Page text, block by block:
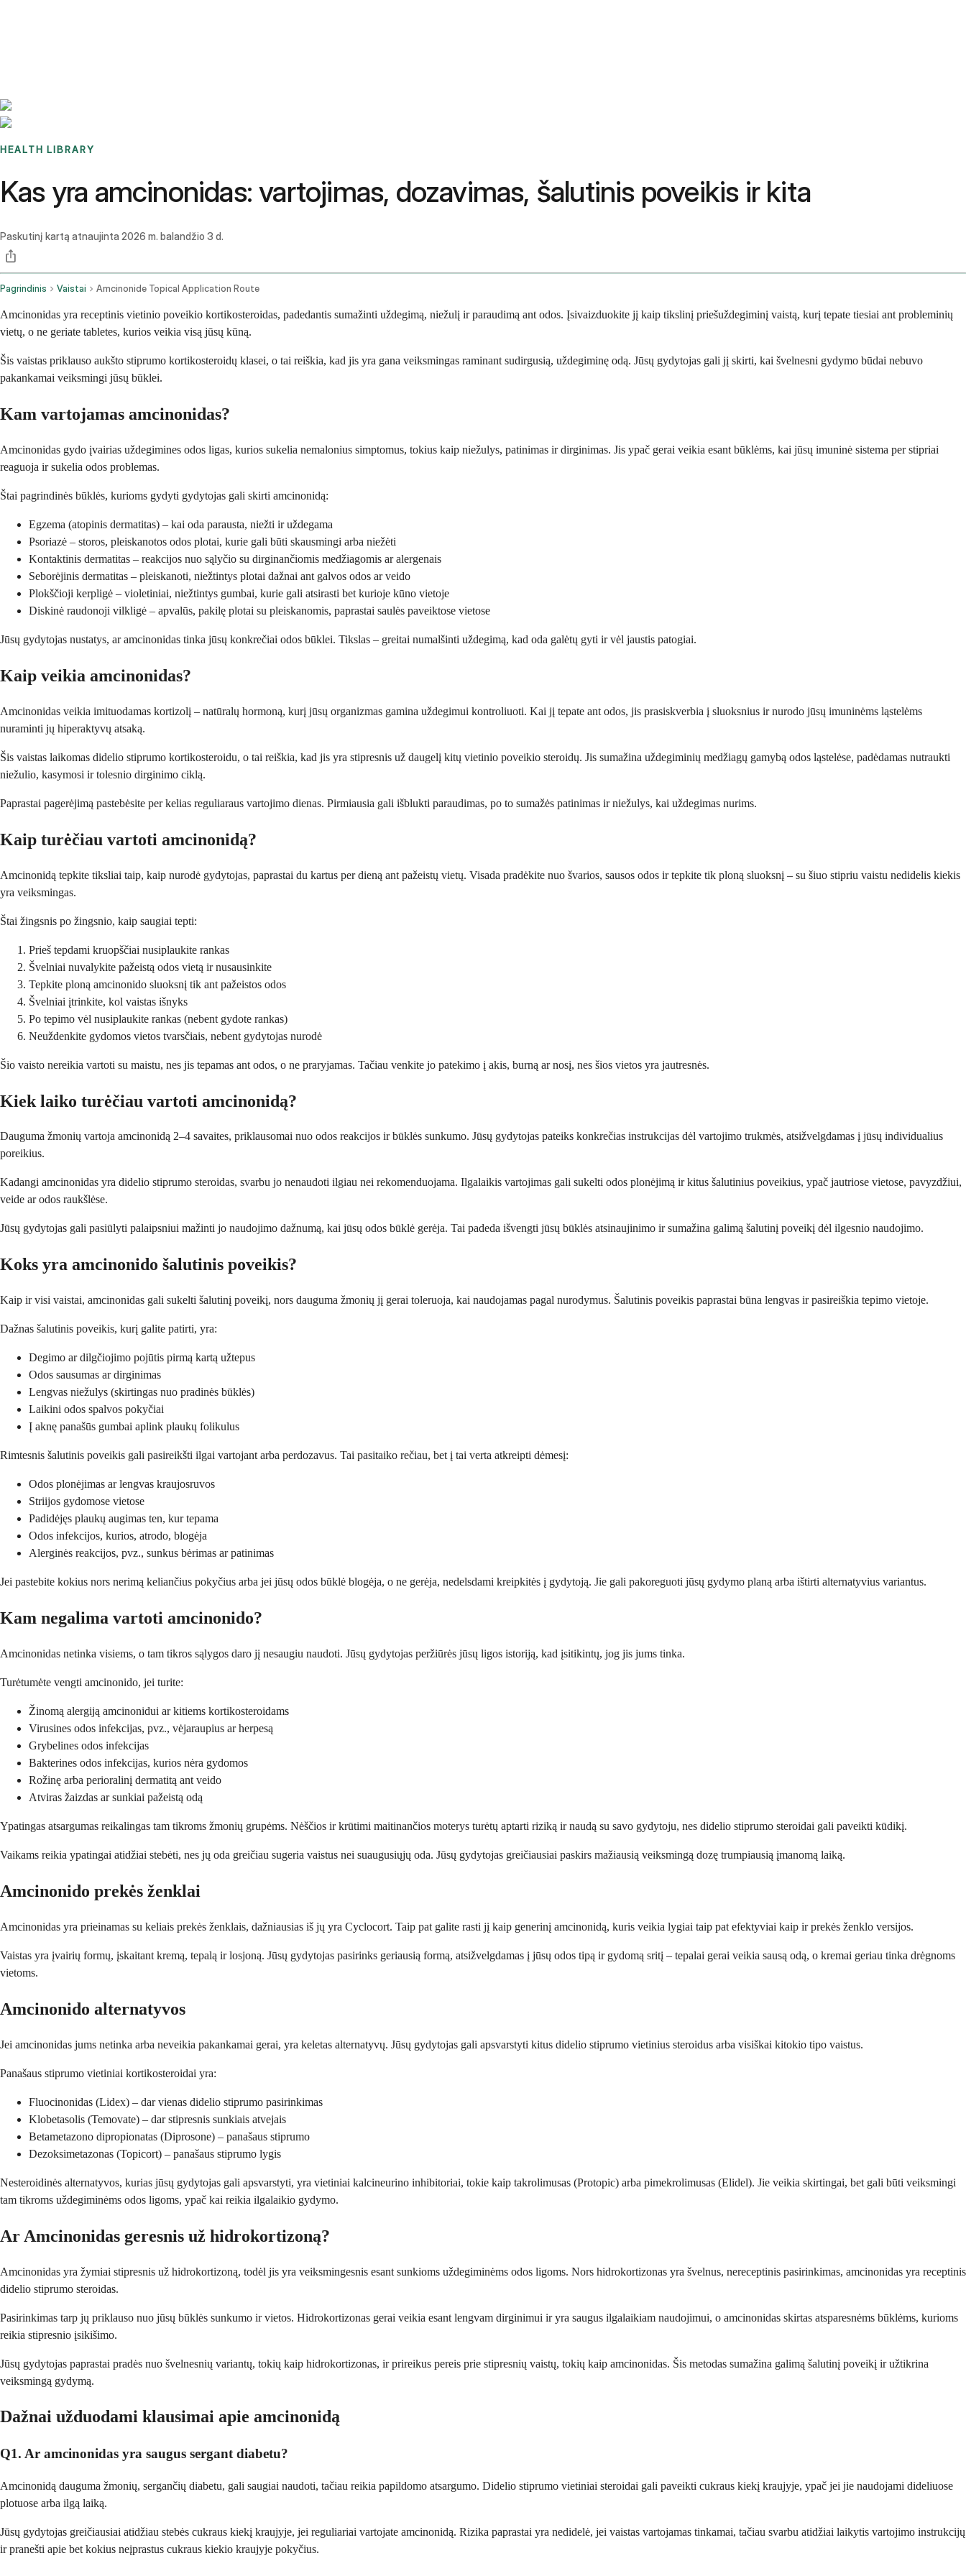
HEALTH LIBRARY
Kas yra amcinonidas: vartojimas, dozavimas, šalutinis poveikis ir kita
Paskutinį kartą atnaujinta 2026 m. balandžio 3 d.
Pagrindinis Vaistai Amcinonide Topical Application Route
Amcinonidas yra receptinis vietinio poveikio kortikosteroidas, padedantis sumažinti uždegimą, niežulį ir paraudimą ant odos. Įsivaizduokite jį kaip tikslinį priešuždegiminį vaistą, kurį tepate tiesiai ant probleminių
vietų, o ne geriate tabletes, kurios veikia visą jūsų kūną.
Šis vaistas priklauso aukšto stiprumo kortikosteroidų klasei, o tai reiškia, kad jis yra gana veiksmingas raminant sudirgusią, uždegiminę odą. Jūsų gydytojas gali jį skirti, kai švelnesni gydymo būdai nebuvo
pakankamai veiksmingi jūsų būklei.
Kam vartojamas amcinonidas?
Amcinonidas gydo įvairias uždegimines odos ligas, kurios sukelia nemalonius simptomus, tokius kaip niežulys, patinimas ir dirginimas. Jis ypač gerai veikia esant būklėms, kai jūsų imuninė sistema per stipriai
reaguoja ir sukelia odos problemas.
Štai pagrindinės būklės, kurioms gydyti gydytojas gali skirti amcinonidą:
Egzema (atopinis dermatitas) – kai oda parausta, niežti ir uždegama
Psoriazė – storos, pleiskanotos odos plotai, kurie gali būti skausmingi arba niežėti
Kontaktinis dermatitas – reakcijos nuo sąlyčio su dirginančiomis medžiagomis ar alergenais
Seborėjinis dermatitas – pleiskanoti, niežtintys plotai dažnai ant galvos odos ar veido
Plokščioji kerpligė – violetiniai, niežtintys gumbai, kurie gali atsirasti bet kurioje kūno vietoje
Diskinė raudonoji vilkligė – apvalūs, pakilę plotai su pleiskanomis, paprastai saulės paveiktose vietose
Jūsų gydytojas nustatys, ar amcinonidas tinka jūsų konkrečiai odos būklei. Tikslas – greitai numalšinti uždegimą, kad oda galėtų gyti ir vėl jaustis patogiai.
Kaip veikia amcinonidas?
Amcinonidas veikia imituodamas kortizolį – natūralų hormoną, kurį jūsų organizmas gamina uždegimui kontroliuoti. Kai jį tepate ant odos, jis prasiskverbia į sluoksnius ir nurodo jūsų imuninėms ląstelėms
nuraminti jų hiperaktyvų atsaką.
Šis vaistas laikomas didelio stiprumo kortikosteroidu, o tai reiškia, kad jis yra stipresnis už daugelį kitų vietinio poveikio steroidų. Jis sumažina uždegiminių medžiagų gamybą odos ląstelėse, padėdamas nutraukti
niežulio, kasymosi ir tolesnio dirginimo ciklą.
Paprastai pagerėjimą pastebėsite per kelias reguliaraus vartojimo dienas. Pirmiausia gali išblukti paraudimas, po to sumažės patinimas ir niežulys, kai uždegimas nurims.
Kaip turėčiau vartoti amcinonidą?
Amcinonidą tepkite tiksliai taip, kaip nurodė gydytojas, paprastai du kartus per dieną ant pažeistų vietų. Visada pradėkite nuo švarios, sausos odos ir tepkite tik ploną sluoksnį – su šiuo stipriu vaistu nedidelis kiekis
yra veiksmingas.
Štai žingsnis po žingsnio, kaip saugiai tepti:
Prieš tepdami kruopščiai nusiplaukite rankas
Švelniai nuvalykite pažeistą odos vietą ir nusausinkite
Tepkite ploną amcinonido sluoksnį tik ant pažeistos odos
Švelniai įtrinkite, kol vaistas išnyks
Po tepimo vėl nusiplaukite rankas (nebent gydote rankas)
Neuždenkite gydomos vietos tvarsčiais, nebent gydytojas nurodė
Šio vaisto nereikia vartoti su maistu, nes jis tepamas ant odos, o ne praryjamas. Tačiau venkite jo patekimo į akis, burną ar nosį, nes šios vietos yra jautresnės.
Kiek laiko turėčiau vartoti amcinonidą?
Dauguma žmonių vartoja amcinonidą 2–4 savaites, priklausomai nuo odos reakcijos ir būklės sunkumo. Jūsų gydytojas pateiks konkrečias instrukcijas dėl vartojimo trukmės, atsižvelgdamas į jūsų individualius
poreikius.
Kadangi amcinonidas yra didelio stiprumo steroidas, svarbu jo nenaudoti ilgiau nei rekomenduojama. Ilgalaikis vartojimas gali sukelti odos plonėjimą ir kitus šalutinius poveikius, ypač jautriose vietose, pavyzdžiui,
veide ar odos raukšlėse.
Jūsų gydytojas gali pasiūlyti palaipsniui mažinti jo naudojimo dažnumą, kai jūsų odos būklė gerėja. Tai padeda išvengti jūsų būklės atsinaujinimo ir sumažina galimą šalutinį poveikį dėl ilgesnio naudojimo.
Koks yra amcinonido šalutinis poveikis?
Kaip ir visi vaistai, amcinonidas gali sukelti šalutinį poveikį, nors dauguma žmonių jį gerai toleruoja, kai naudojamas pagal nurodymus. Šalutinis poveikis paprastai būna lengvas ir pasireiškia tepimo vietoje.
Dažnas šalutinis poveikis, kurį galite patirti, yra:
Degimo ar dilgčiojimo pojūtis pirmą kartą užtepus
Odos sausumas ar dirginimas
Lengvas niežulys (skirtingas nuo pradinės būklės)
Laikini odos spalvos pokyčiai
Į aknę panašūs gumbai aplink plaukų folikulus
Rimtesnis šalutinis poveikis gali pasireikšti ilgai vartojant arba perdozavus. Tai pasitaiko rečiau, bet į tai verta atkreipti dėmesį:
Odos plonėjimas ar lengvas kraujosruvos
Striijos gydomose vietose
Padidėjęs plaukų augimas ten, kur tepama
Odos infekcijos, kurios, atrodo, blogėja
Alerginės reakcijos, pvz., sunkus bėrimas ar patinimas
Jei pastebite kokius nors nerimą keliančius pokyčius arba jei jūsų odos būklė blogėja, o ne gerėja, nedelsdami kreipkitės į gydytoją. Jie gali pakoreguoti jūsų gydymo planą arba ištirti alternatyvius variantus.
Kam negalima vartoti amcinonido?
Amcinonidas netinka visiems, o tam tikros sąlygos daro jį nesaugiu naudoti. Jūsų gydytojas peržiūrės jūsų ligos istoriją, kad įsitikintų, jog jis jums tinka.
Turėtumėte vengti amcinonido, jei turite:
Žinomą alergiją amcinonidui ar kitiems kortikosteroidams
Virusines odos infekcijas, pvz., vėjaraupius ar herpesą
Grybelines odos infekcijas
Bakterines odos infekcijas, kurios nėra gydomos
Rožinę arba perioralinį dermatitą ant veido
Atviras žaizdas ar sunkiai pažeistą odą
Ypatingas atsargumas reikalingas tam tikroms žmonių grupėms. Nėščios ir krūtimi maitinančios moterys turėtų aptarti riziką ir naudą su savo gydytoju, nes didelio stiprumo steroidai gali paveikti kūdikį.
Vaikams reikia ypatingai atidžiai stebėti, nes jų oda greičiau sugeria vaistus nei suaugusiųjų oda. Jūsų gydytojas greičiausiai paskirs mažiausią veiksmingą dozę trumpiausią įmanomą laiką.
Amcinonido prekės ženklai
Amcinonidas yra prieinamas su keliais prekės ženklais, dažniausias iš jų yra Cyclocort. Taip pat galite rasti jį kaip generinį amcinonidą, kuris veikia lygiai taip pat efektyviai kaip ir prekės ženklo versijos.
Vaistas yra įvairių formų, įskaitant kremą, tepalą ir losjoną. Jūsų gydytojas pasirinks geriausią formą, atsižvelgdamas į jūsų odos tipą ir gydomą sritį – tepalai gerai veikia sausą odą, o kremai geriau tinka drėgnoms
vietoms.
Amcinonido alternatyvos
Jei amcinonidas jums netinka arba neveikia pakankamai gerai, yra keletas alternatyvų. Jūsų gydytojas gali apsvarstyti kitus didelio stiprumo vietinius steroidus arba visiškai kitokio tipo vaistus.
Panašaus stiprumo vietiniai kortikosteroidai yra:
Fluocinonidas (Lidex) – dar vienas didelio stiprumo pasirinkimas
Klobetasolis (Temovate) – dar stipresnis sunkiais atvejais
Betametazono dipropionatas (Diprosone) – panašaus stiprumo
Dezoksimetazonas (Topicort) – panašaus stiprumo lygis
Nesteroidinės alternatyvos, kurias jūsų gydytojas gali apsvarstyti, yra vietiniai kalcineurino inhibitoriai, tokie kaip takrolimusas (Protopic) arba pimekrolimusas (Elidel). Jie veikia skirtingai, bet gali būti veiksmingi
tam tikroms uždegiminėms odos ligoms, ypač kai reikia ilgalaikio gydymo.
Ar Amcinonidas geresnis už hidrokortizoną?
Amcinonidas yra žymiai stipresnis už hidrokortizoną, todėl jis yra veiksmingesnis esant sunkioms uždegiminėms odos ligoms. Nors hidrokortizonas yra švelnus, nereceptinis pasirinkimas, amcinonidas yra receptinis
didelio stiprumo steroidas.
Pasirinkimas tarp jų priklauso nuo jūsų būklės sunkumo ir vietos. Hidrokortizonas gerai veikia esant lengvam dirginimui ir yra saugus ilgalaikiam naudojimui, o amcinonidas skirtas atsparesnėms būklėms, kurioms
reikia stipresnio įsikišimo.
Jūsų gydytojas paprastai pradės nuo švelnesnių variantų, tokių kaip hidrokortizonas, ir prireikus pereis prie stipresnių vaistų, tokių kaip amcinonidas. Šis metodas sumažina galimą šalutinį poveikį ir užtikrina
veiksmingą gydymą.
Dažnai užduodami klausimai apie amcinonidą
Q1. Ar amcinonidas yra saugus sergant diabetu?
Amcinonidą dauguma žmonių, sergančių diabetu, gali saugiai naudoti, tačiau reikia papildomo atsargumo. Didelio stiprumo vietiniai steroidai gali paveikti cukraus kiekį kraujyje, ypač jei jie naudojami dideliuose
plotuose arba ilgą laiką.
Jūsų gydytojas greičiausiai atidžiau stebės cukraus kiekį kraujyje, jei reguliariai vartojate amcinonidą. Rizika paprastai yra nedidelė, jei vaistas vartojamas tinkamai, tačiau svarbu atidžiai laikytis vartojimo instrukcijų
ir pranešti apie bet kokius neįprastus cukraus kiekio kraujyje pokyčius.